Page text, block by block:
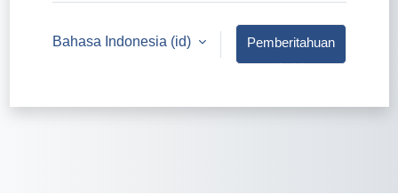
Bahasa Indonesia ‎(id)‎
Pemberitahuan